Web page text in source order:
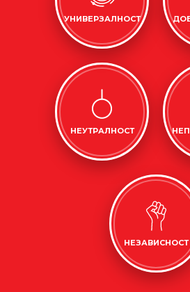
УНИВЕРЗАЛНОСТ
НЕУТРАЛНОСТ
НЕЗАВИСНОСТ